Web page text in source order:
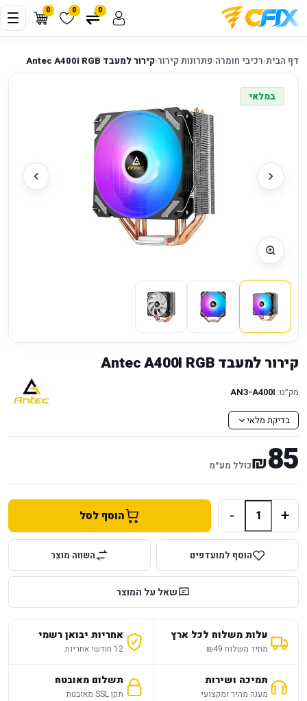
0 0 0
דף הבית‹רכיבי חומרה‹פתרונות קירור‹קירור למעבד Antec A400I RGB
במלאי
קירור למעבד Antec A400I RGB
מק״ט: AN3-A400I
בדיקת מלאי
85
₪כולל מע״מ
+
- הוסף לסל
הוסף למועדפים השווה מוצר
שאל על המוצר
עלות משלוח לכל ארץ
מחיר משלוח ₪49
אחריות יבואן רשמי
12 חודשי אחריות
תמיכה ושירות
מענה מהיר ומקצועי
תשלום מאובטח
תקן SSL מאובטח